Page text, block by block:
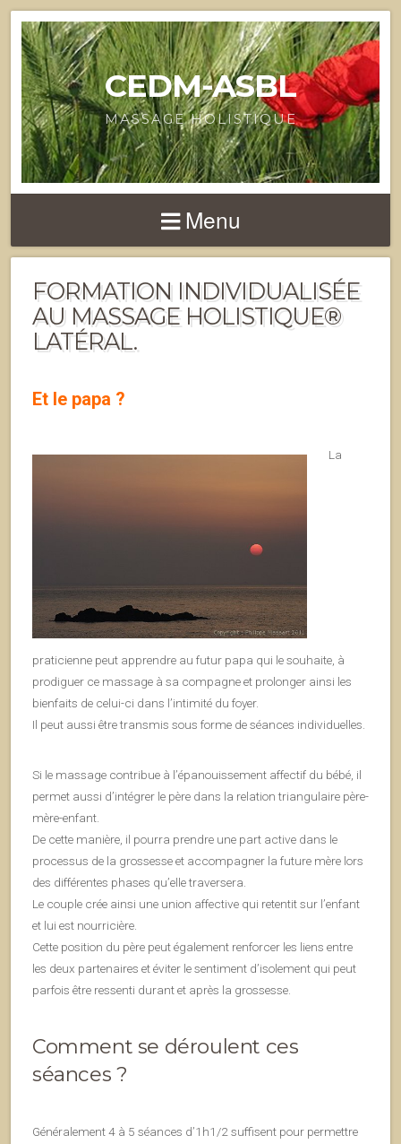
CEDM-ASBL
MASSAGE HOLISTIQUE
Menu
FORMATION INDIVIDUALISÉE
AU MASSAGE HOLISTIQUE®
LATÉRAL.
Et le papa ?
La
praticienne peut apprendre au futur papa qui le souhaite, à
prodiguer ce massage à sa compagne et prolonger ainsi les
bienfaits de celui-ci dans l’intimité du foyer.
Il peut aussi être transmis sous forme de séances individuelles.
Si le massage contribue à l’épanouissement affectif du bébé, il
permet aussi d’intégrer le père dans la relation triangulaire père-
mère-enfant.
De cette manière, il pourra prendre une part active dans le
processus de la grossesse et accompagner la future mère lors
des différentes phases qu’elle traversera.
Le couple crée ainsi une union affective qui retentit sur l’enfant
et lui est nourricière.
Cette position du père peut également renforcer les liens entre
les deux partenaires et éviter le sentiment d’isolement qui peut
parfois être ressenti durant et après la grossesse.
Comment se déroulent ces
séances ?
Généralement 4 à 5 séances d’1h1/2 suffisent pour permettre